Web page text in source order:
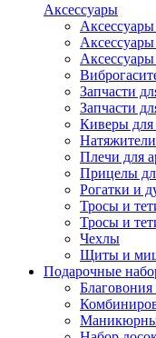
Аксессуары
Аксессуары
Аксессуары
Запчасти
Запчасти
Киверы для
Натяжители
Плечи для
Прицелы
Рогатки и
Тросы и
Тросы и
Чехлы
Щиты и
Подарочные